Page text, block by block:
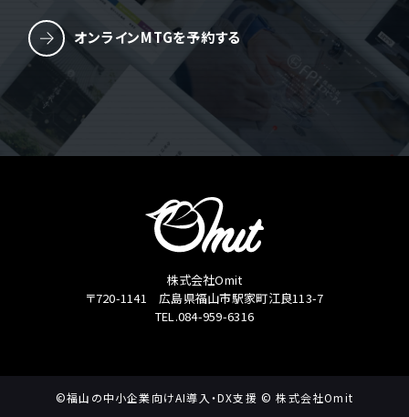
オンラインMTGを予約する
株式会社Omit
〒720-1141 広島県福山市駅家町江良113-7
TEL.084-959-6316
©福山の中小企業向けAI導入・DX支援 © 株式会社Omit